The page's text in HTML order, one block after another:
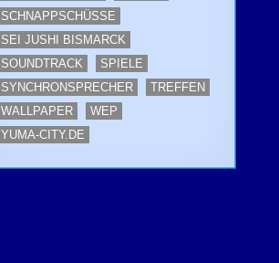
SCHNAPPSCHÜSSE
SEI JUSHI BISMARCK
SOUNDTRACK
SPIELE
SYNCHRONSPRECHER
TREFFEN
WALLPAPER
WEP
YUMA-CITY.DE